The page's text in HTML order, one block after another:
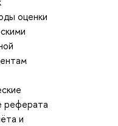
оценки
реферата
и